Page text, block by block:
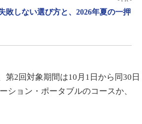
敗しない選び方と、2026年夏の一押
2回対象期間は10月1日から同30日
ション・ポータブルのコースか、